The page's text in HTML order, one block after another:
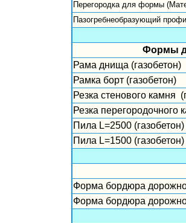
Перегородка для формы
Пазогребнеобразующий
Формы
Рама днища (газобетон)
Рамка борт (газобетон)
Резка стенового камня
Резка перегородочного
Пила L=2500
Пила L=1500 (газобетон)
Форма бордюра
Форма бордюра